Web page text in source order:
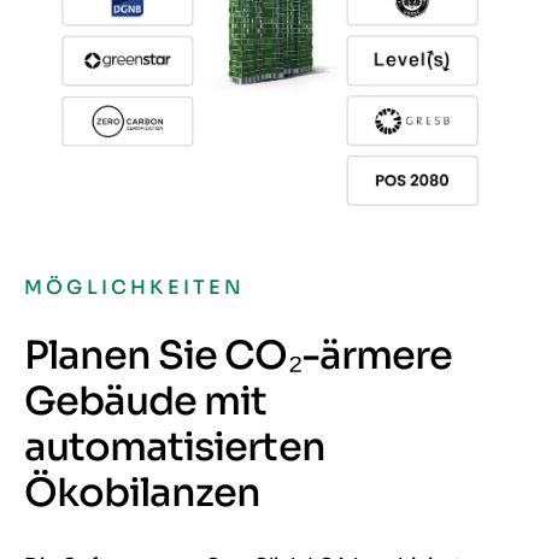
MÖGLICHKEITEN
Planen Sie CO₂-ärmere
Gebäude mit
automatisierten
Ökobilanzen